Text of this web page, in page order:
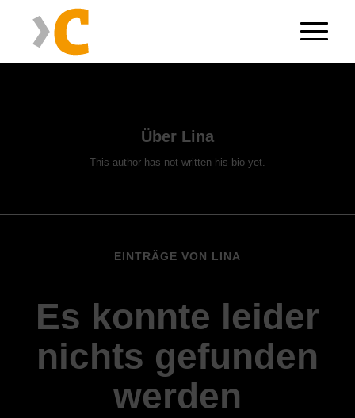
Über Lina
This author has not written his bio yet.
EINTRÄGE VON LINA
Es konnte leider
nichts gefunden
werden